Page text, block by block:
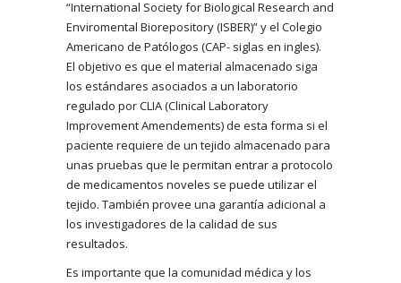
“International Society for Biological Research and
Enviromental Biorepository (ISBER)” y el Colegio
Americano de Patólogos (CAP- siglas en ingles).
El objetivo es que el material almacenado siga
los estándares asociados a un laboratorio
regulado por CLIA (Clinical Laboratory
Improvement Amendements) de esta forma si el
paciente requiere de un tejido almacenado para
unas pruebas que le permitan entrar a protocolo
de medicamentos noveles se puede utilizar el
tejido. También provee una garantía adicional a
los investigadores de la calidad de sus
resultados.
Es importante que la comunidad médica y los